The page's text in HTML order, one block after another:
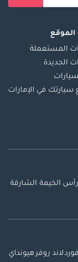
المستعملة
الجديدة
سيارتك في الإمارات
رأس الخيمة الشارقة
فوردلاند روفرهيونداي